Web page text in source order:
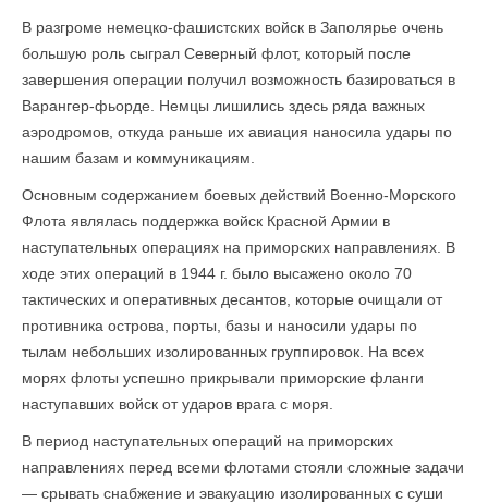
В разгроме немецко-фашистских войск в Заполярье очень
большую роль сыграл Северный флот, который после
завершения операции получил возможность базироваться в
Варангер-фьорде. Немцы лишились здесь ряда важных
аэродромов, откуда раньше их авиация наносила удары по
нашим базам и коммуникациям.
Основным содержанием боевых действий Военно-Морского
Флота являлась поддержка войск Красной Армии в
наступательных операциях на приморских направлениях. В
ходе этих операций в 1944 г. было высажено около 70
тактических и оперативных десантов, которые очищали от
противника острова, порты, базы и наносили удары по
тылам небольших изолированных группировок. На всех
морях флоты успешно прикрывали приморские фланги
наступавших войск от ударов врага с моря.
В период наступательных операций на приморских
направлениях перед всеми флотами стояли сложные задачи
— срывать снабжение и эвакуацию изолированных с суши